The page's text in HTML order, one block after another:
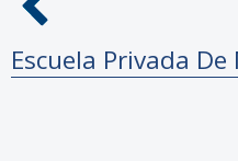
Escuela Privada